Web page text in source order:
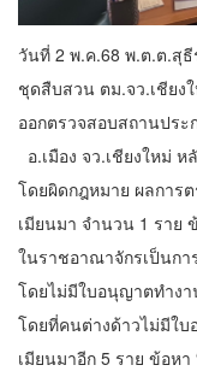
วันที่ 2 พ.ค.68 พ.ต.ต.สุ
ชุดสืบสวน ตม.จว.เชียง
ออกตรวจสอบสถานปร
อ.เมือง จว.เชียงใหม่
โดยผิดกฎหมาย ผลการ
เมียนมา จำนวน 1 ราย
ในราชอาณาจักรเป็นก
โดยไม่มีใบอนุญาตทำงา
โดยที่คนต่างด้าวไม่มีใ
เมียนมาอีก 5 ราย ข้อห